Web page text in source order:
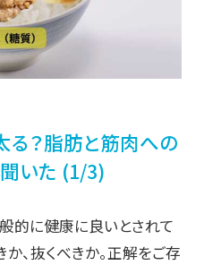
る？脂肪と筋肉への
いた (1/3)
的に健康に良いとされて
、抜くべきか。正解をご存